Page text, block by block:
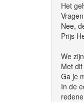
Het
Nee,
Prijs
We
Met
Ga je
In de